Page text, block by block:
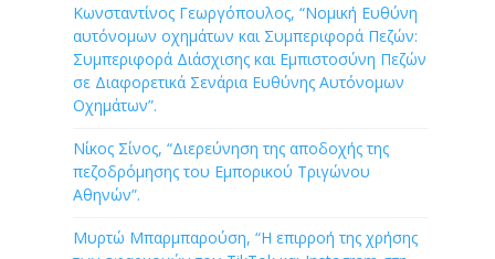
Κωνσταντίνος Γεωργόπουλος, “Νομική Ευθύνη
αυτόνομων οχημάτων και Συμπεριφορά Πεζών:
Συμπεριφορά Διάσχισης και Εμπιστοσύνη Πεζών
σε Διαφορετικά Σενάρια Ευθύνης Αυτόνομων
Οχημάτων”.
Νίκος Σίνος, “Διερεύνηση της αποδοχής της
πεζοδρόμησης του Εμπορικού Τριγώνου
Αθηνών”.
Μυρτώ Μπαρμπαρούση, “Η επιρροή της χρήσης